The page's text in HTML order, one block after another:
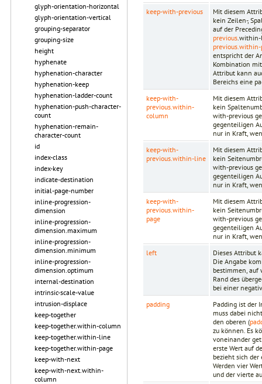
glyph-orientation-horizontal
glyph-orientation-vertical
grouping-separator
grouping-size
height
hyphenate
hyphenation-character
hyphenation-keep
hyphenation-ladder-count
hyphenation-push-character-
count
hyphenation-remain-
character-count
id
index-class
index-key
indicate-destination
initial-page-number
inline-progression-
dimension
inline-progression-
dimension.maximum
inline-progression-
dimension.minimum
inline-progression-
dimension.optimum
internal-destination
intrinsic-scale-value
intrusion-displace
keep-together
keep-together.within-column
keep-together.within-line
keep-together.within-page
keep-with-next
keep-with-next.within-
column
keep-with-previous
Mit diesem
kein Zeilen-,
auf der
previous
previous.within-
entspricht der
Kombination
Attribut kann
Bereichs eine
keep-with-
previous.within-
column
Mit diesem
kein
with-previous
gegenteiligen
nur in Kraft,
keep-with-
previous.within-line
Mit diesem
kein
with-previous
gegenteiligen
nur in Kraft,
keep-with-
previous.within-
page
Mit diesem
kein
with-previous
gegenteiligen
nur in Kraft,
left
Dieses Attribut
Die Angabe
bestimmen, auf
Rand des
bei einer
padding
Padding ist der
muss dabei
den oberen (
zu können. Es
voneinander
erste Wert auf
bezieht sich
Werden vier
und der vierte